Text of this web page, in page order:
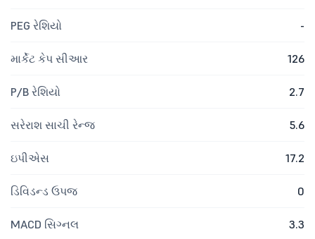
PEG રેશિયો -
માર્કેટ કેપ સીઆર 126
P/B રેશિયો 2.7
સરેરાશ સાચી રેન્જ 5.6
ઇપીએસ 17.2
ડિવિડન્ડ ઉપજ 0
MACD સિગ્નલ 3.3